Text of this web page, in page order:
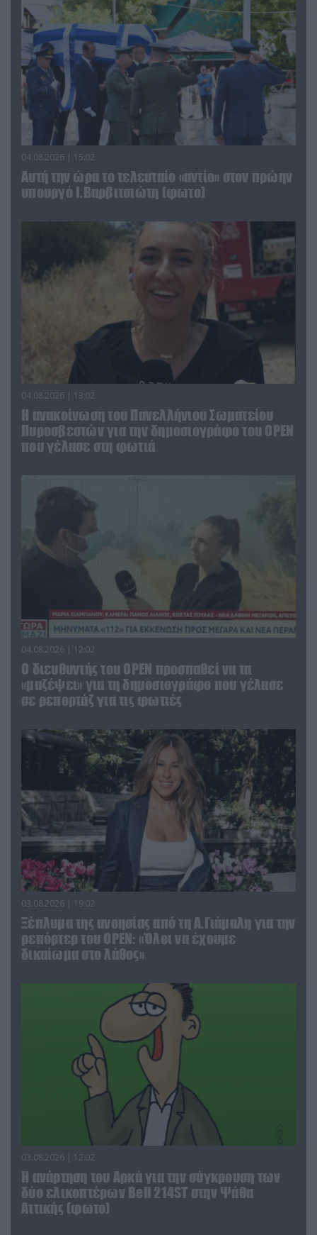
04.08.2026 | 15:02
Αυτή την ώρα το τελευταίο «αντίο» στον πρώην
υπουργό Ι.Βαρβιτσιώτη (φωτο)
04.08.2026 | 13:02
Η ανακοίνωση του Πανελλήνιου Σωματείου
Πυροσβεστών για την δημοσιογράφο του OPEN
που γέλασε στη φωτιά
04.08.2026 | 12:02
O διευθυντής του OPEN προσπαθεί να τα
«μαζέψει» για τη δημοσιογράφο που γέλασε
σε ρεπορτάζ για τις φωτιές
03.08.2026 | 19:02
Ξέπλυμα της ανοησίας από τη Α.Γιάμαλη για την
ρεπόρτερ του ΟΡΕΝ: «Όλοι να έχουμε
δικαίωμα στο λάθος»
03.08.2026 | 12:02
Η ανάρτηση του Αρκά για την σύγκρουση των
δύο ελικοπτέρων Bell 214ST στην Ψάθα
Αττικής (φωτο)